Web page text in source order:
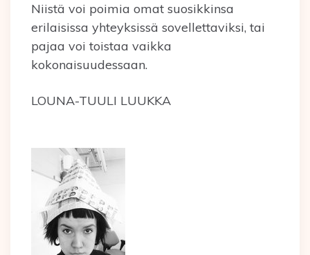
Niistä voi poimia omat suosikkinsa
erilaisissa yhteyksissä sovellettaviksi, tai
pajaa voi toistaa vaikka
kokonaisuudessaan.
LOUNA-TUULI LUUKKA